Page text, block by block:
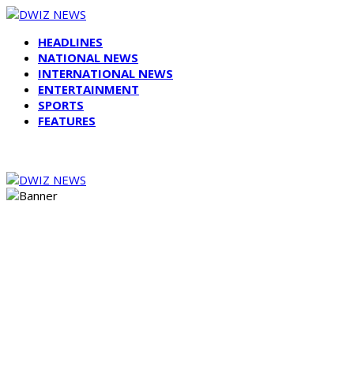
HEADLINES
NATIONAL NEWS
INTERNATIONAL NEWS
ENTERTAINMENT
SPORTS
FEATURES